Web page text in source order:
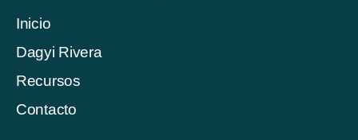
Inicio
Dagyi Rivera
Recursos
Contacto